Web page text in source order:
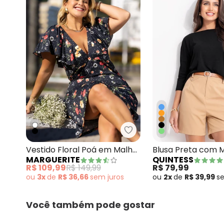
Marguerite - Vestido
Vestido Floral Poá em Malha
Fria
MARGUERITE
R$ 109,99R$ 149,99
ou 3xde R$ 36,66sem juros
Blusa Preta com
QUINTESS
R$ 79,99
ou 2xde R$ 39,99
Você também pode gostar